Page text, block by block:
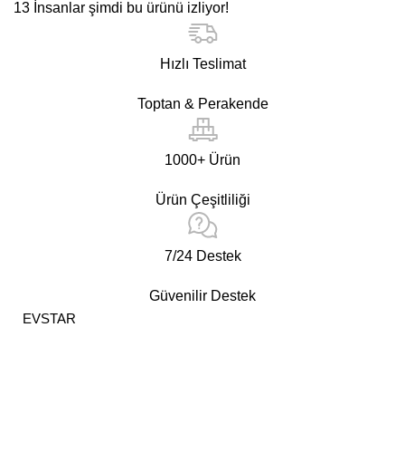
13 İnsanlar şimdi bu ürünü izliyor!
Hızlı Teslimat
Toptan & Perakende
1000+ Ürün
Ürün Çeşitliliği
7/24 Destek
Güvenilir Destek
EVSTAR